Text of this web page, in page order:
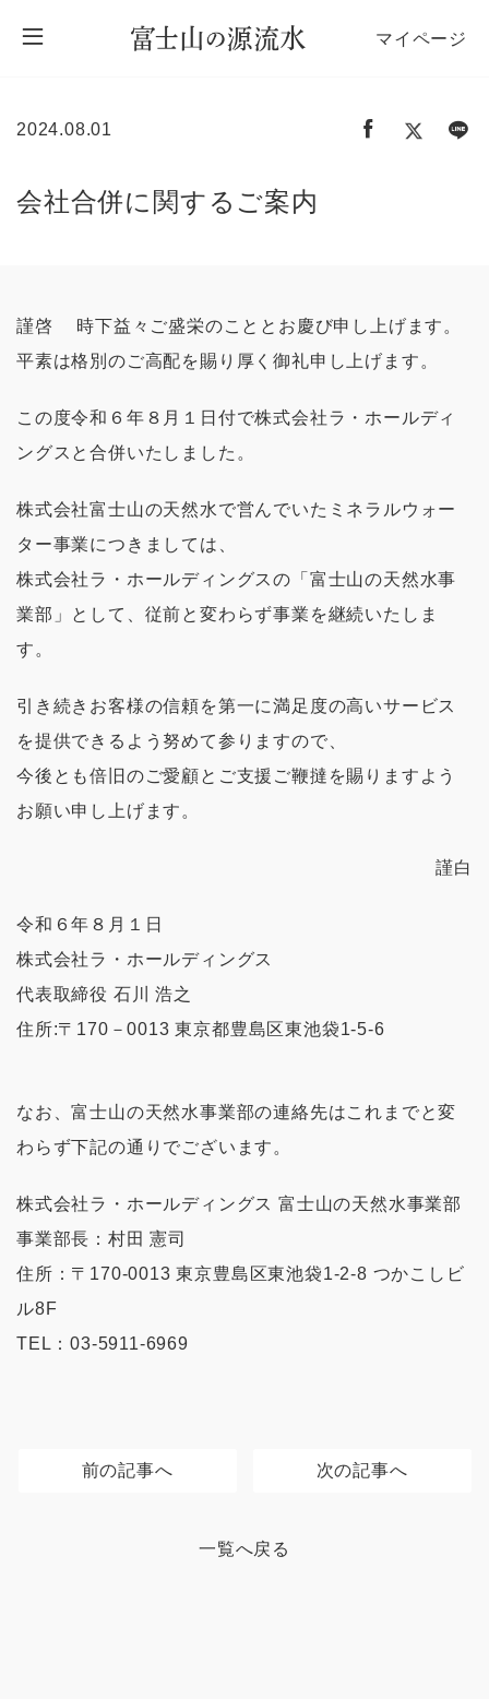
マイページ
2024.08.01
会社合併に関するご案内
謹啓 時下益々ご盛栄のこととお慶び申し上げます。
平素は格別のご高配を賜り厚く御礼申し上げます。
この度令和６年８月１日付で株式会社ラ・ホールディ
ングスと合併いたしました。
株式会社富士山の天然水で営んでいたミネラルウォー
ター事業につきましては、
株式会社ラ・ホールディングスの「富士山の天然水事
業部」として、従前と変わらず事業を継続いたしま
す。
引き続きお客様の信頼を第一に満足度の高いサービス
を提供できるよう努めて参りますので、
今後とも倍旧のご愛顧とご支援ご鞭撻を賜りますよう
お願い申し上げます。
謹白
令和６年８月１日
株式会社ラ・ホールディングス
代表取締役 石川 浩之
住所:〒170－0013 東京都豊島区東池袋1-5-6
なお、富士山の天然水事業部の連絡先はこれまでと変
わらず下記の通りでございます。
株式会社ラ・ホールディングス 富士山の天然水事業部
事業部長：村田 憲司
住所：〒170-0013 東京豊島区東池袋1-2-8 つかこしビ
ル8F
TEL：03-5911-6969
前の記事へ
一覧へ戻る
次の記事へ